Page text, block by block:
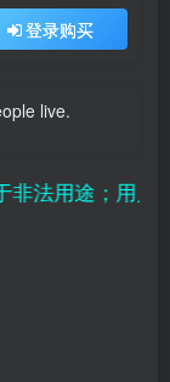
登录购买
live.
途；用户付